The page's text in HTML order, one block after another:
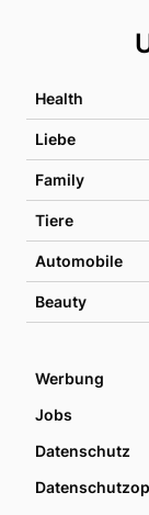
Health
Liebe
Family
Tiere
Automobile
Beauty
Werbung
Jobs
Datenschutz